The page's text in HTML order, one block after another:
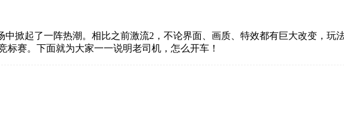
掀起了一阵热潮。相比之前激流2，不论界面、画质、特效都有巨大改变，玩
赛。下面就为大家一一说明老司机，怎么开车！